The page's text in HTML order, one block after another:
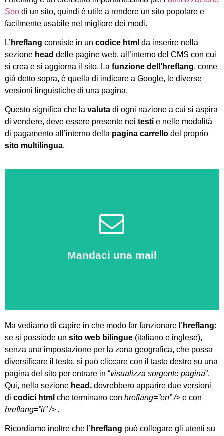
Seo di un sito, quindi è utile a rendere un sito popolare e
facilmente usabile nel migliore dei modi.
L’ hreflang consiste in un codice html da inserire nella
sezione head delle pagine web, all’interno del CMS con cui
si crea e si aggiorna il sito. La funzione dell’hreflang, come
già detto sopra, è quella di indicare a Google, le diverse
versioni linguistiche di una pagina.
Questo significa che la valuta di ogni nazione a cui si aspira
di vendere, deve essere presente nei testi e nelle modalità
di pagamento all’interno della pagina carrello del proprio
sito multilingua.
Mandaci una mail
Saremo felici di aiutarti!
Clicca qui
Ma vediamo di capire in che modo far funzionare l’ hreflang:
se si possiede un sito web bilingue (italiano e inglese),
senza una impostazione per la zona geografica, che possa
diversificare il testo, si può cliccare con il tasto destro su una
pagina del sito per entrare in “visualizza sorgente pagina”.
Qui, nella sezione head, dovrebbero apparire due versioni
di codici html che terminano con hreflang=”en” /> e con
hreflang=”it” /> .
Ricordiamo inoltre che l’ hreflang può collegare gli utenti su